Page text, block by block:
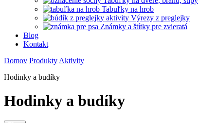
Tabuľky na hrob
Výrezy z preglejky
Známky a štítky pre zvieratá
Blog
Kontakt
Domov Produkty Aktivity
Hodinky a budíky
Hodinky a budíky